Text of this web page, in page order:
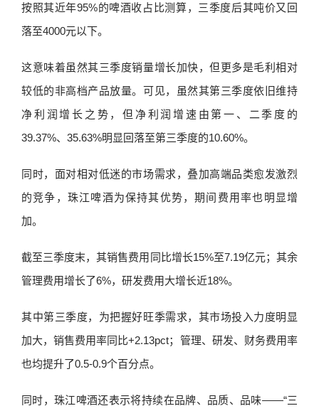
按照其近年95%的啤酒收占比测算，三季度后其吨价又回
落至4000元以下。
这意味着虽然其三季度销量增长加快，但更多是毛利相对
较低的非高档产品放量。可见，虽然其第三季度依旧维持
净利润增长之势，但净利润增速由第一、二季度的
39.37%、35.63%明显回落至第三季度的10.60%。
同时，面对相对低迷的市场需求，叠加高端品类愈发激烈
的竞争，珠江啤酒为保持其优势，期间费用率也明显增
加。
截至三季度末，其销售费用同比增长15%至7.19亿元；其余
管理费用增长了6%，研发费用大增长近18%。
其中第三季度，为把握好旺季需求，其市场投入力度明显
加大，销售费用率同比+2.13pct；管理、研发、财务费用率
也均提升了0.5-0.9个百分点。
同时，珠江啤酒还表示将持续在品牌、品质、品味——“三